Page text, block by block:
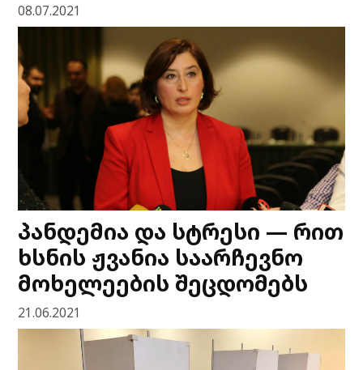
08.07.2021
პანდემია და სტრესი — რით
ხსნის ჟვანია საარჩევნო
მოხელეების შეცდომებს
21.06.2021